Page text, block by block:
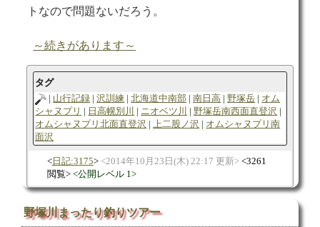
トなので問題ないだろう。
～続きがあります～
タグ
山行記録
沢訓練 北海道中南部 南日高 野塚岳
オム
シャヌプリ
日高幌別川 ニオベツ川
野塚岳南西面直登沢
オムシャヌプリ北面直登沢
上二股ノ沢
オムシャヌプリ南
面沢
日記:3175 2014年10月23日(木) 22:17 更新
3261
閲覧
公開レベル 1
野塚川まったり釣りツアー